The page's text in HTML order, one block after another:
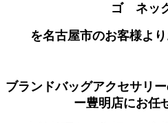
ゴ ネッ
を名古屋市のお客様より
ブランドバッグアクセサリ
ー豊明店にお任